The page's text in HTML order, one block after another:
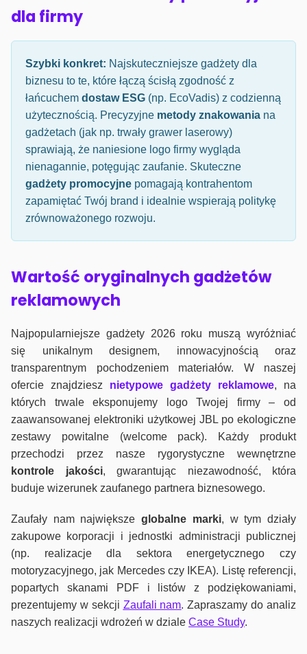
dla firmy
Szybki konkret: Najskuteczniejsze gadżety dla
biznesu to te, które łączą ścisłą zgodność z
łańcuchem dostaw ESG (np. EcoVadis) z codzienną
użytecznością. Precyzyjne metody znakowania na
gadżetach (jak np. trwały grawer laserowy)
sprawiają, że naniesione logo firmy wygląda
nienagannie, potęgując zaufanie. Skuteczne
gadżety promocyjne pomagają kontrahentom
zapamiętać Twój brand i idealnie wspierają politykę
zrównoważonego rozwoju.
Wartość oryginalnych gadżetów
reklamowych
Najpopularniejsze gadżety 2026 roku muszą wyróżniać
się unikalnym designem, innowacyjnością oraz
transparentnym pochodzeniem materiałów. W naszej
ofercie znajdziesz nietypowe gadżety reklamowe, na
których trwale eksponujemy logo Twojej firmy – od
zaawansowanej elektroniki użytkowej JBL po ekologiczne
zestawy powitalne (welcome pack). Każdy produkt
przechodzi przez nasze rygorystyczne wewnętrzne
kontrole jakości, gwarantując niezawodność, która
buduje wizerunek zaufanego partnera biznesowego.
Zaufały nam największeglobalne marki, w tym działy
zakupowe korporacji i jednostki administracji publicznej
(np. realizacje dla sektora energetycznego czy
motoryzacyjnego, jak Mercedes czy IKEA). Listę referencji,
popartych skanami PDF i listów z podziękowaniami,
prezentujemy w sekcji Zaufali nam. Zapraszamy do analiz
naszych realizacji wdrożeń w dziale Case Study.